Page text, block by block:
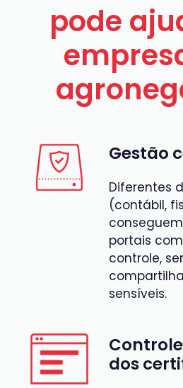
pode
agro
Gestão
Diferentes
(contábil,
portais
controle,
sensíveis.
dos